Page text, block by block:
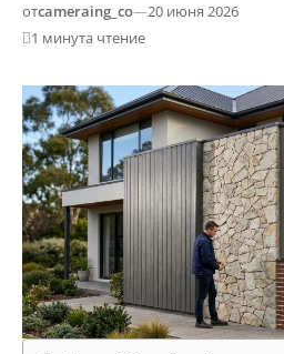
отcameraing_co—20 июня 2026
1 минута чтение